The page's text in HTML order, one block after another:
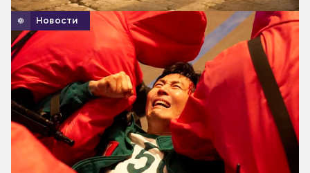
Новости